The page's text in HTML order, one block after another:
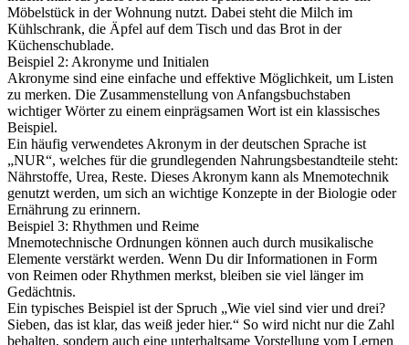
Möbelstück in der Wohnung nutzt. Dabei steht die Milch im
Kühlschrank, die Äpfel auf dem Tisch und das Brot in der
Küchenschublade.
Beispiel 2: Akronyme und Initialen
Akronyme sind eine einfache und effektive Möglichkeit, um Listen
zu merken. Die Zusammenstellung von Anfangsbuchstaben
wichtiger Wörter zu einem einprägsamen Wort ist ein klassisches
Beispiel.
Ein häufig verwendetes Akronym in der deutschen Sprache ist
„NUR“, welches für die grundlegenden Nahrungsbestandteile steht:
Nährstoffe, Urea, Reste. Dieses Akronym kann als Mnemotechnik
genutzt werden, um sich an wichtige Konzepte in der Biologie oder
Ernährung zu erinnern.
Beispiel 3: Rhythmen und Reime
Mnemotechnische Ordnungen können auch durch musikalische
Elemente verstärkt werden. Wenn Du dir Informationen in Form
von Reimen oder Rhythmen merkst, bleiben sie viel länger im
Gedächtnis.
Ein typisches Beispiel ist der Spruch „Wie viel sind vier und drei?
Sieben, das ist klar, das weiß jeder hier.“ So wird nicht nur die Zahl
behalten, sondern auch eine unterhaltsame Vorstellung vom Lernen